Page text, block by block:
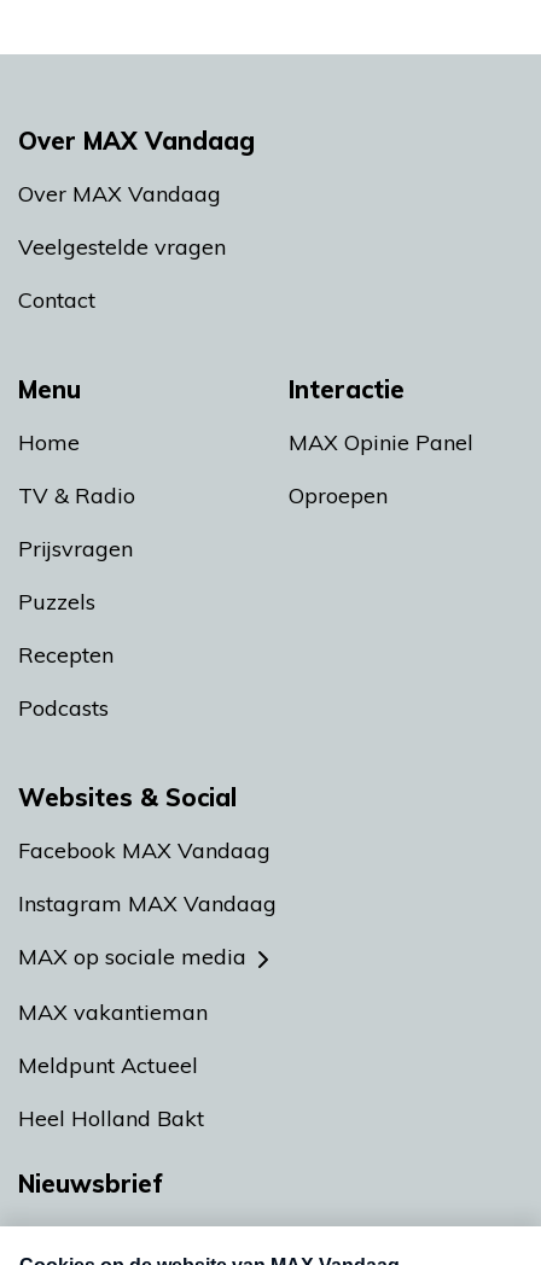
Menu
Home
TV & Radio
Prijsvragen
Puzzels
Recepten
Podcasts
Interactie
MAX Opinie Panel
Oproepen
Over MAX Vandaag
Over MAX Vandaag
Veelgestelde vragen
Contact
Websites & Social
Facebook MAX Vandaag
Instagram MAX Vandaag
MAX op sociale media
MAX vakantieman
Meldpunt Actueel
Heel Holland Bakt
Nieuwsbrief